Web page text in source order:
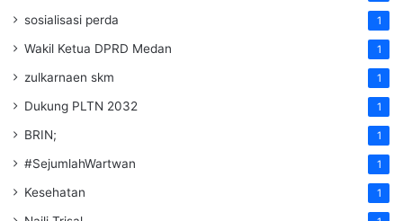
sosialisasi perda 1
Wakil Ketua DPRD Medan 1
zulkarnaen skm 1
Dukung PLTN 2032 1
BRIN; 1
#SejumlahWartwan 1
Kesehatan 1